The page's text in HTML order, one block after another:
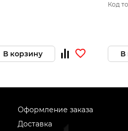
В корзину
Код
В
Оформление заказа
Доставка